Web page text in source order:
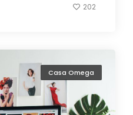
202
Casa Omega